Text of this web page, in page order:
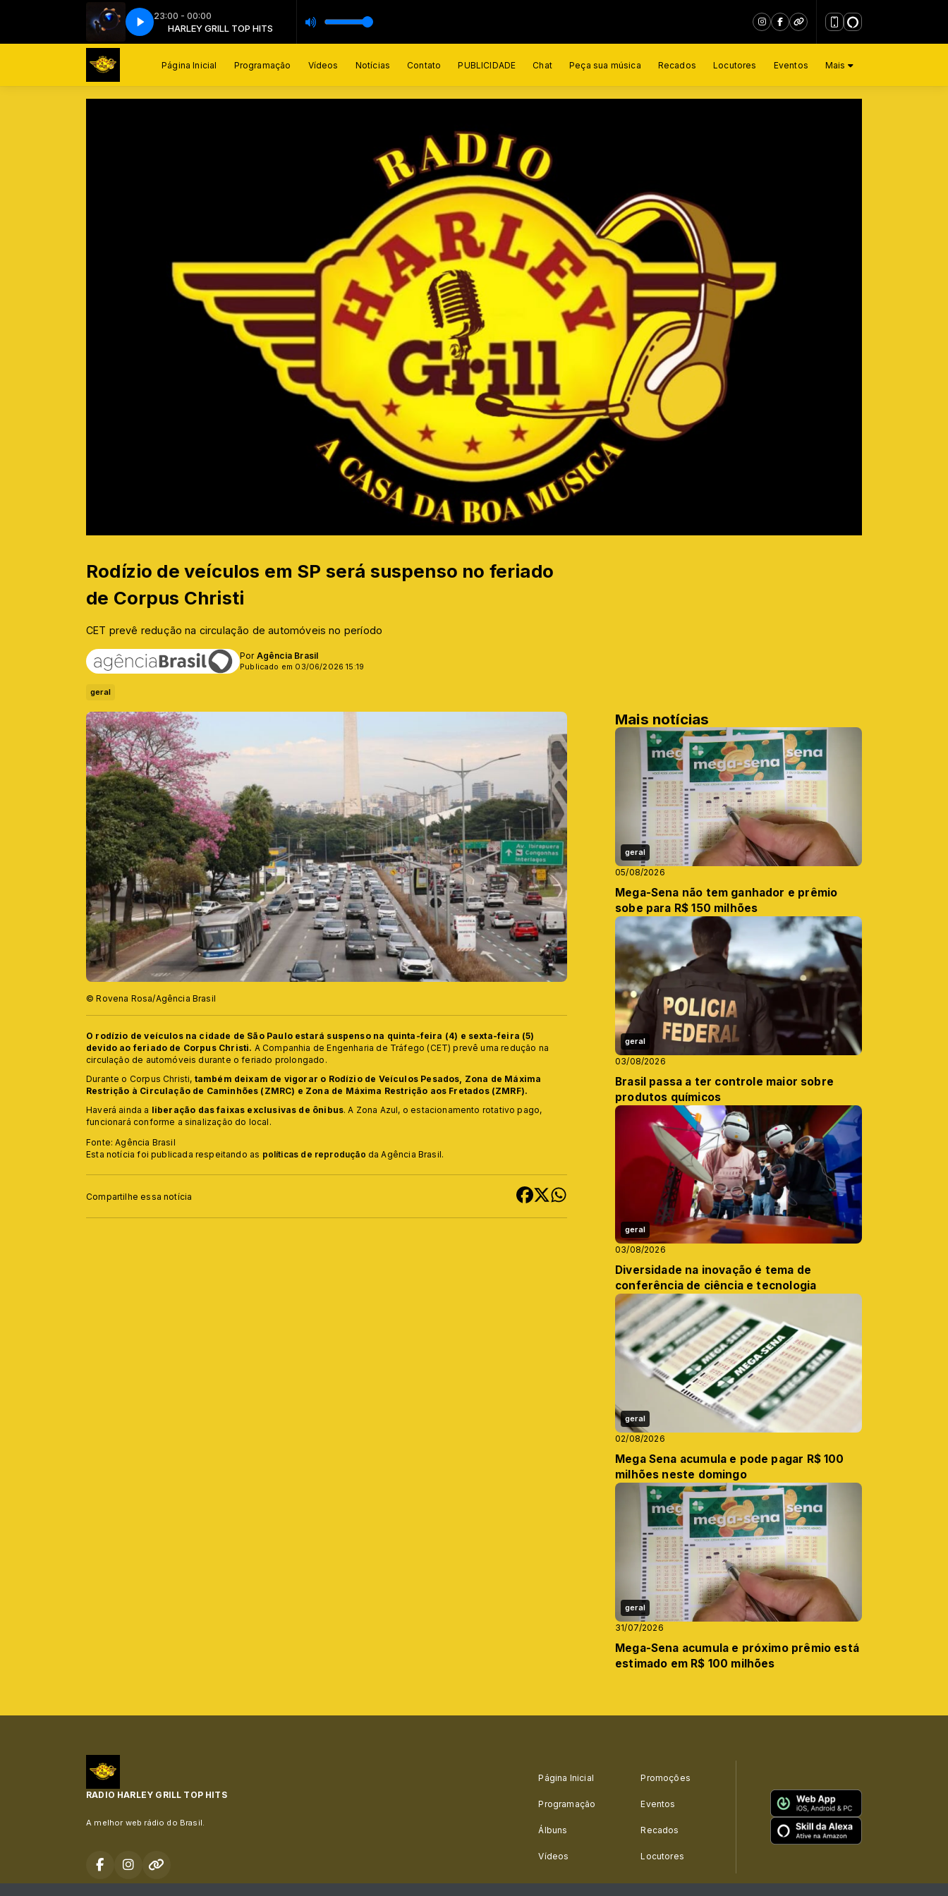
23:00 - 00:00
HARLEY GRILL TOP HITS HARLEY GRILL TOP HITS
BJO-END OF BEGINNING BJO-END OF BEGINNING
Página Inicial Programação Vídeos Notícias Contato PUBLICIDADE Chat Peça sua música Recados Locutores Eventos Mais
Rodízio de veículos em SP será suspenso no feriado
de Corpus Christi
CET prevê redução na circulação de automóveis no período
Por Agência Brasil
Publicado em 03/06/2026 15:19
geral
© Rovena Rosa/Agência Brasil
O rodízio de veículos na cidade de São Paulo estará suspenso na quinta-feira (4) e sexta-feira (5)
devido ao feriado de Corpus Christi. A Companhia de Engenharia de Tráfego (CET) prevê uma redução na
circulação de automóveis durante o feriado prolongado.
Durante o Corpus Christi, também deixam de vigorar o Rodízio de Veículos Pesados, Zona de Máxima
Restrição à Circulação de Caminhões (ZMRC) e Zona de Máxima Restrição aos Fretados (ZMRF).
Haverá ainda a liberação das faixas exclusivas de ônibus. A Zona Azul, o estacionamento rotativo pago,
funcionará conforme a sinalização do local.
Fonte: Agência Brasil
Esta notícia foi publicada respeitando as políticas de reprodução da Agência Brasil.
Compartilhe essa notícia
Mais notícias
geral
05/08/2026
Mega-Sena não tem ganhador e prêmio
sobe para R$ 150 milhões
geral
03/08/2026
Brasil passa a ter controle maior sobre
produtos químicos
geral
03/08/2026
Diversidade na inovação é tema de
conferência de ciência e tecnologia
geral
02/08/2026
Mega Sena acumula e pode pagar R$ 100
milhões neste domingo
geral
31/07/2026
Mega-Sena acumula e próximo prêmio está
estimado em R$ 100 milhões
RADIO HARLEY GRILL TOP HITS
A melhor web rádio do Brasil.
Página Inicial
Programação
Álbuns
Vídeos
Promoções
Eventos
Recados
Locutores